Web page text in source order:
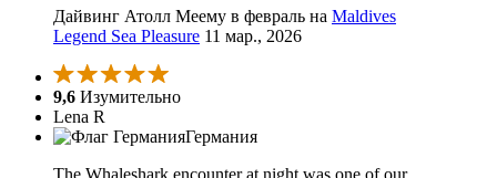
Дайвинг Атолл Меему в февраль на Maldives
Legend Sea Pleasure 11 мар., 2026
9,6 Изумительно
Lena R
Германия